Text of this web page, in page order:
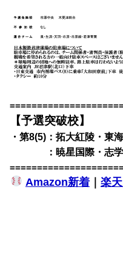
【予選突破校】
・第8(5)：拓大紅陵・東
：暁星国際・
Amazon新着｜ 楽